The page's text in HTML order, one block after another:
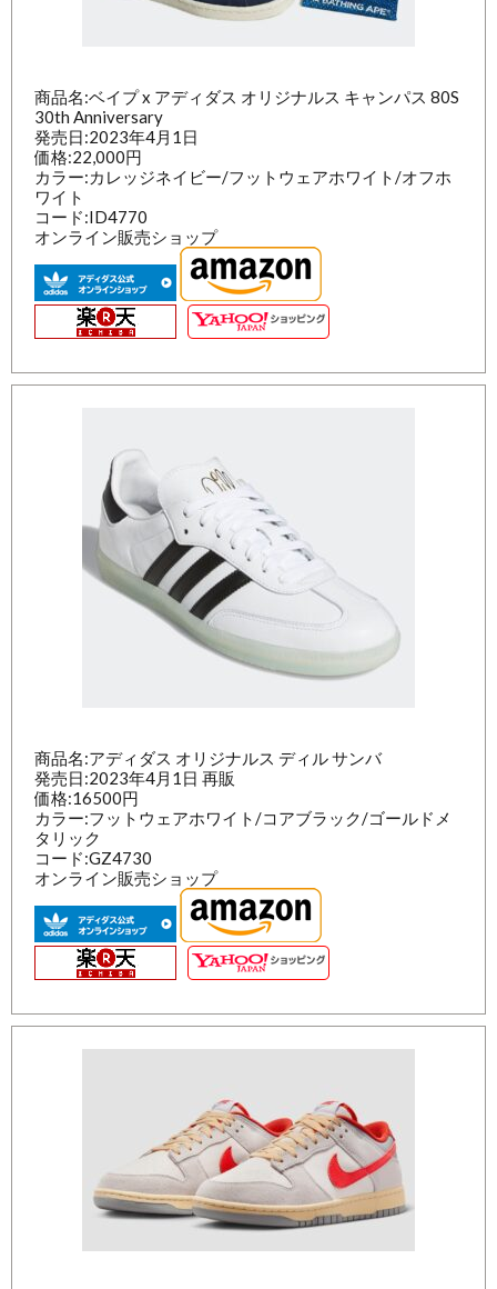
商品名:ベイプ x アディダス オリジナルス キャンパス 80S
30th Anniversary
発売日:2023年4月1日
価格:22,000円
カラー:カレッジネイビー/フットウェアホワイト/オフホ
ワイト
コード:ID4770
オンライン販売ショップ
商品名:アディダス オリジナルス ディル サンバ
発売日:2023年4月1日 再販
価格:16500円
カラー:フットウェアホワイト/コアブラック/ゴールドメ
タリック
コード:GZ4730
オンライン販売ショップ